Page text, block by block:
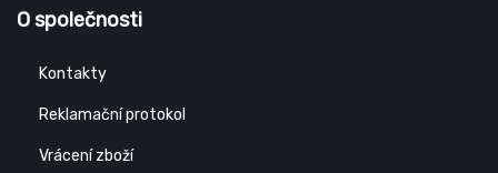
O společnosti
Kontakty
Reklamační protokol
Vrácení zboží